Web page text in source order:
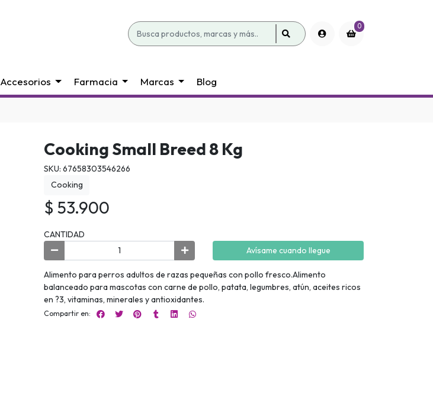
0
Accesorios Farmacia Marcas Blog
Cooking Small Breed 8 Kg
SKU: 67658303546266
Cooking
$ 53.900
CANTIDAD
Avísame cuando llegue
Alimento para perros adultos de razas pequeñas con pollo fresco.Alimento
balanceado para mascotas con carne de pollo, patata, legumbres, atún, aceites ricos
en ?3, vitaminas, minerales y antioxidantes.
Compartir en: